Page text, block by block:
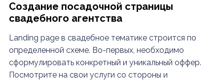
Создание посадочной страницы
свадебного агентства
Landing page в свадебное тематике строится по
определенной схеме. Во-первых, необходимо
сформулировать конкретный и уникальный оффер.
Посмотрите на свои услуги со стороны и